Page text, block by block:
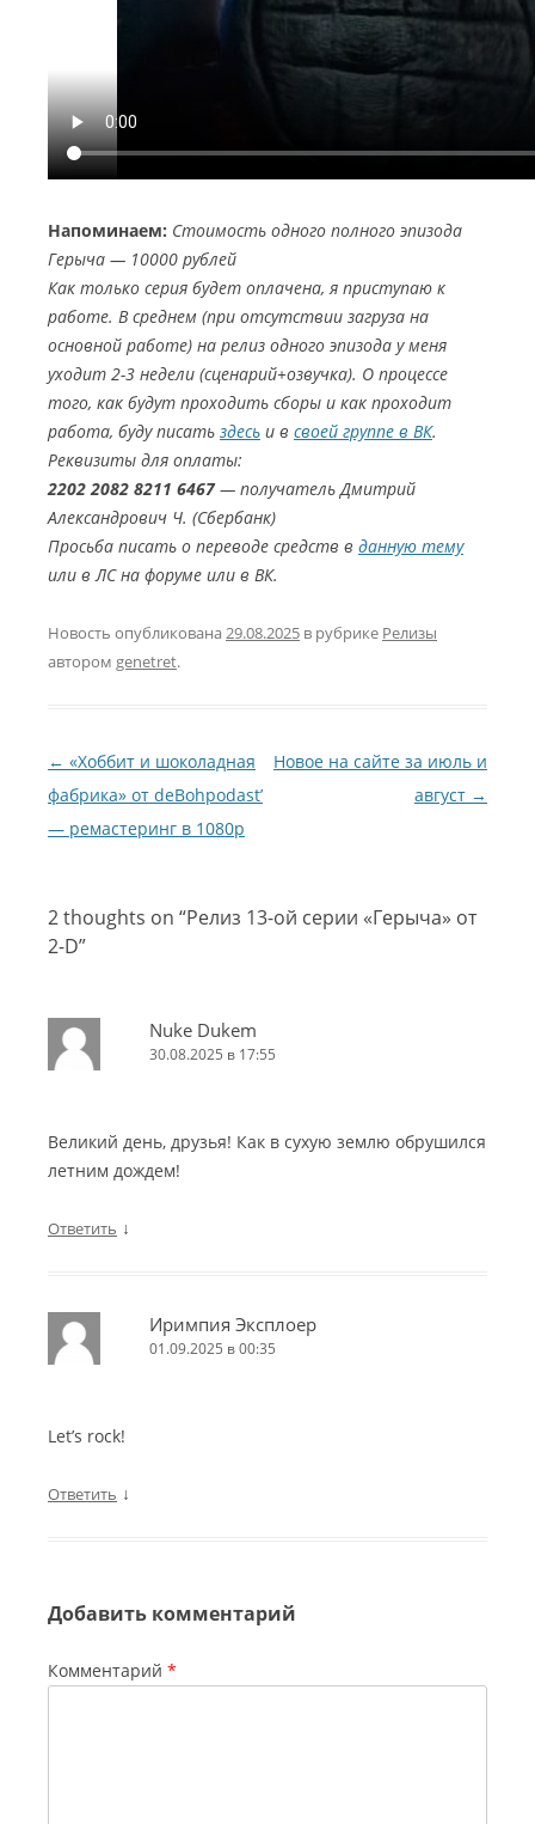
Напоминаем: Стоимость одного полного эпизода
Герыча — 10000 рублей
Как только серия будет оплачена, я приступаю к
работе. В среднем (при отсутствии загруза на
основной работе) на релиз одного эпизода у меня
уходит 2-3 недели (сценарий+озвучка). О процессе
того, как будут проходить сборы и как проходит
работа, буду писать здесь и в своей группе в ВК.
Реквизиты для оплаты:
2202 2082 8211 6467— получатель Дмитрий
Александрович Ч. (Сбербанк)
Просьба писать о переводе средств в данную тему
или в ЛС на форуме или в ВК.
Новость опубликована29.08.2025 в рубрике Релизы
автором genetret.
Навигация по записям
← «Хоббит и шоколадная
фабрика» от deBohpodast’
— ремастеринг в 1080p
Новое на сайте за июль и
август →
2 thoughts on “Релиз 13-ой серии «Герыча» от
2-D”
Nuke Dukem
30.08.2025 в 17:55
Великий день, друзья! Как в сухую землю обрушился
летним дождем!
Ответить ↓
Иримпия Эксплоер
01.09.2025 в 00:35
Let’s rock!
Ответить ↓
Добавить комментарий
Комментарий *